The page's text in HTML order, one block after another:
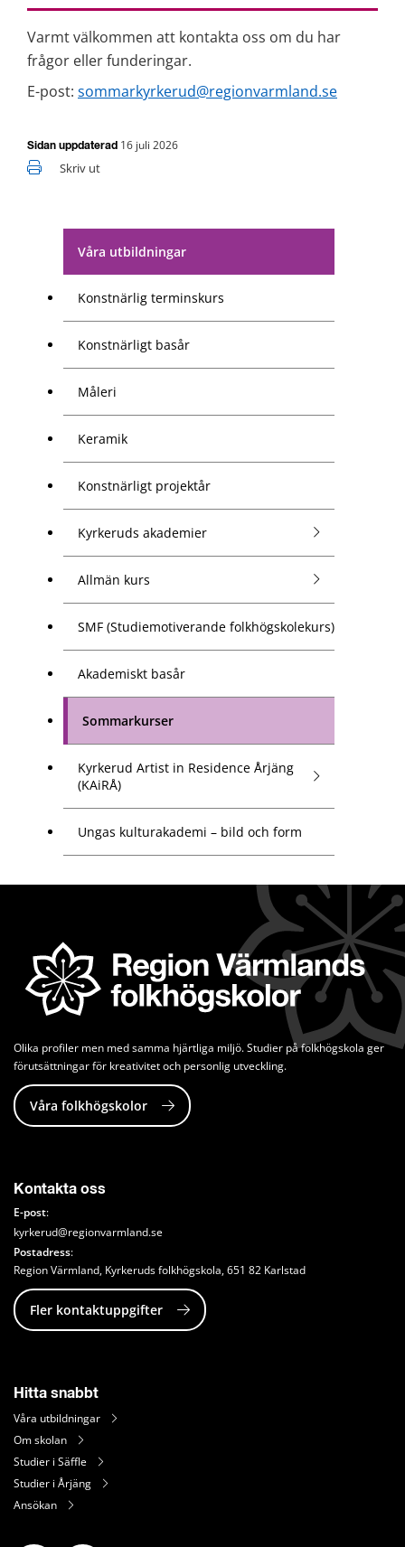
Våra utbildningar
Konstnärlig terminskurs
Konstnärligt basår
Måleri
Keramik
Konstnärligt projektår
Kyrkeruds akademier
Allmän kurs
SMF (Studiemotiverande folkhögskolekurs)
Akademiskt basår
Sommarkurser
Kyrkerud Artist in Residence Årjäng
(KAiRÅ)
Ungas kulturakademi – bild och form
Varmt välkommen att kontakta oss om du har
frågor eller funderingar.
E-post: sommarkyrkerud@regionvarmland.se
Sidan uppdaterad 16 juli 2026
Skriv ut
Olika profiler men med samma hjärtliga miljö. Studier på folkhögskola ger
förutsättningar för kreativitet och personlig utveckling.
Våra folkhögskolor
Kontakta oss
E-post:
kyrkerud@regionvarmland.se
Postadress:
Region Värmland, Kyrkeruds folkhögskola, 651 82 Karlstad
Fler kontaktuppgifter
Hitta snabbt
Våra utbildningar
Om skolan
Studier i Säffle
Studier i Årjäng
Ansökan